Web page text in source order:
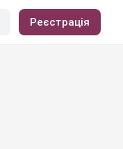
Реєстрація